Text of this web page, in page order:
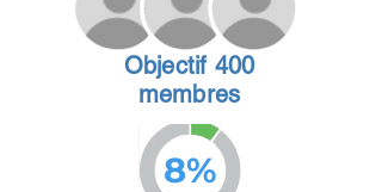
Objectif 400
membres
8%